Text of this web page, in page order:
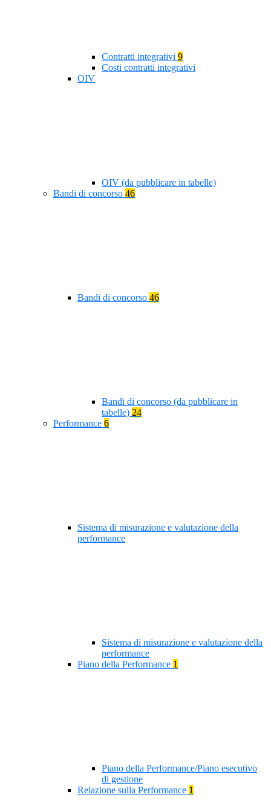
Contratti integrativi 9
Costi contratti integrativi
OIV
OIV (da pubblicare in tabelle)
Bandi di concorso 46
Bandi di concorso 46
Bandi di concorso (da pubblicare in
tabelle) 24
Performance 6
Sistema di misurazione e valutazione della
performance
Sistema di misurazione e valutazione della
performance
Piano della Performance 1
Piano della Performance/Piano esecutivo
di gestione
Relazione sulla Performance 1